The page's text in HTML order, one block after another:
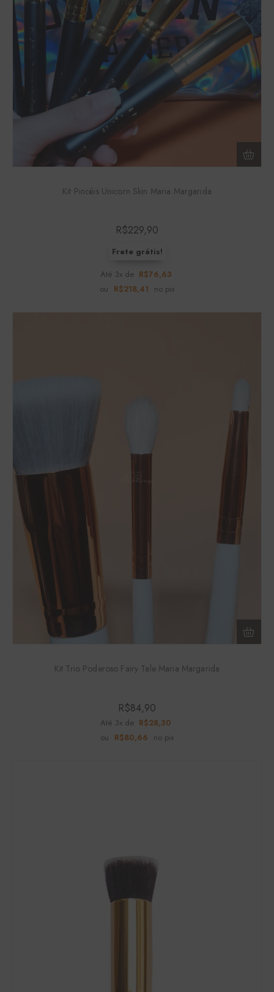
Kit Pincéis Unicorn Skin Maria Margarida
R$229,90
Frete grátis!
Até 3x de R$76,63
ou R$218,41 no pix
Kit Trio Poderoso Fairy Tale Maria Margarida
R$84,90
Até 3x de R$28,30
ou R$80,66 no pix